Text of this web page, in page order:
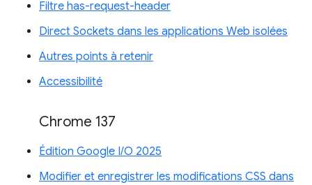
Filtre has-request-header
Direct Sockets dans les applications Web isolées
Autres points à retenir
Accessibilité
Chrome 137
Édition Google I/O 2025
Modifier et enregistrer les modifications CSS dans